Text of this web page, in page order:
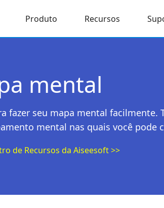
Produto Recursos
mental
fazer seu mapa mental facilmente.
mental nas quais você pode
de Recursos da Aiseesoft >>